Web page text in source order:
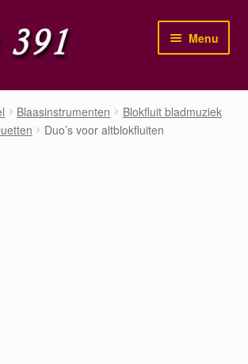
Menu
Blaasinstrumenten
Blokfluit bladmuziek
Duo’s voor altblokfluiten